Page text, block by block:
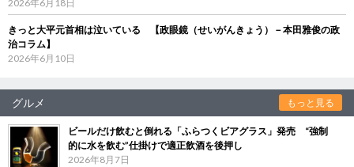
2026年6月18日
きっと大平元首相は泣いている 【政眼鏡（せいがんきょう）－本田雅俊の政
治コラム】
2026年6月10日
グルメ もっと見る
ビールだけ飲むと倒れる「ふらつくビアグラス」発売 “強制
的に水を飲む”仕掛けで適正飲酒を後押し
2026年8月7日